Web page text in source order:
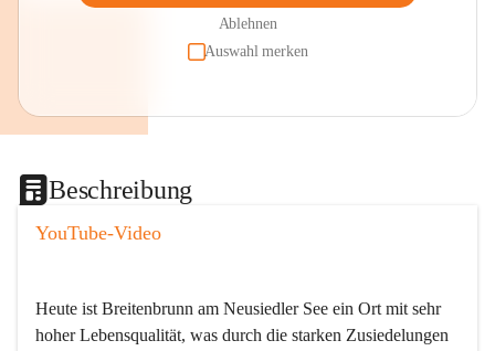
Ablehnen
Auswahl merken
Beschreibung
YouTube-Video
Heute ist Breitenbrunn am Neusiedler See ein Ort mit sehr
hoher Lebensqualität, was durch die starken Zusiedelungen